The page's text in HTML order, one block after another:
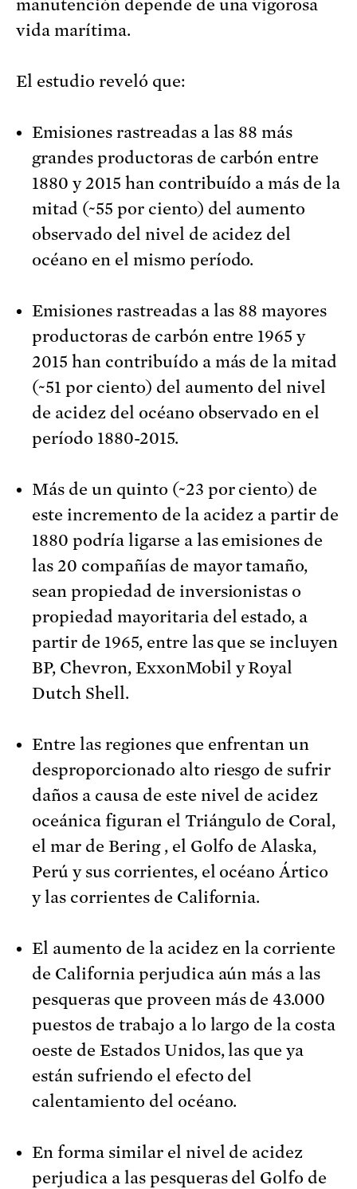
manutención depende de una vigorosa
vida marítima.
El estudio reveló que:
Emisiones rastreadas a las 88 más
grandes productoras de carbón entre
1880 y 2015 han contribuído a más de la
mitad (~55 por ciento) del aumento
observado del nivel de acidez del
océano en el mismo período.
Emisiones rastreadas a las 88 mayores
productoras de carbón entre 1965 y
2015 han contribuído a más de la mitad
(~51 por ciento) del aumento del nivel
de acidez del océano observado en el
período 1880-2015.
Más de un quinto (~23 por ciento) de
este incremento de la acidez a partir de
1880 podría ligarse a las emisiones de
las 20 compañías de mayor tamaño,
sean propiedad de inversionistas o
propiedad mayoritaria del estado, a
partir de 1965, entre las que se incluyen
BP, Chevron, ExxonMobil y Royal
Dutch Shell.
Entre las regiones que enfrentan un
desproporcionado alto riesgo de sufrir
daños a causa de este nivel de acidez
oceánica figuran el Triángulo de Coral,
el mar de Bering , el Golfo de Alaska,
Perú y sus corrientes, el océano Ártico
y las corrientes de California.
El aumento de la acidez en la corriente
de California perjudica aún más a las
pesqueras que proveen más de 43.000
puestos de trabajo a lo largo de la costa
oeste de Estados Unidos, las que ya
están sufriendo el efecto del
calentamiento del océano.
En forma similar el nivel de acidez
perjudica a las pesqueras del Golfo de